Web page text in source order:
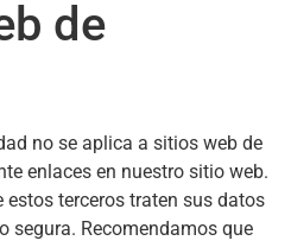
de
no se aplica a sitios web de
enlaces en nuestro sitio web.
terceros traten sus datos
segura. Recomendamos que